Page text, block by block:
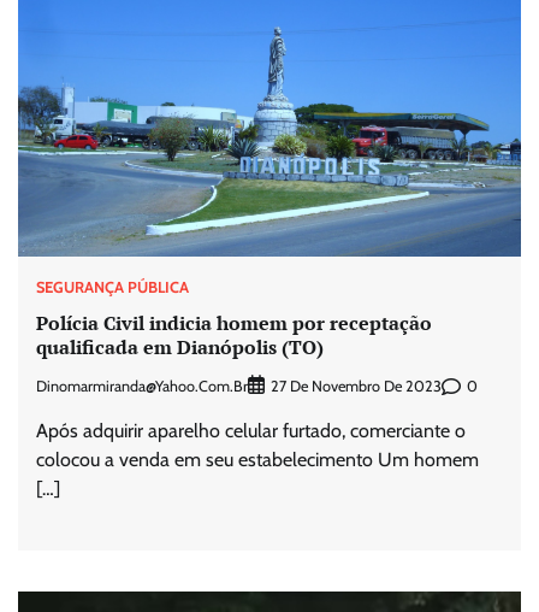
SEGURANÇA PÚBLICA
Polícia Civil indicia homem por receptação
qualificada em Dianópolis (TO)
Dinomarmiranda@yahoo.com.br 27 De Novembro De 2023 0
Após adquirir aparelho celular furtado, comerciante o
colocou a venda em seu estabelecimento Um homem
[…]